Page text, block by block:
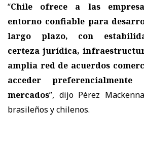
“Chile ofrece a las
entorno confiable para
largo plazo, con
certeza jurídica,
amplia red de acuerdos
acceder
mercados”, dijo Pérez
brasileños y chilenos.